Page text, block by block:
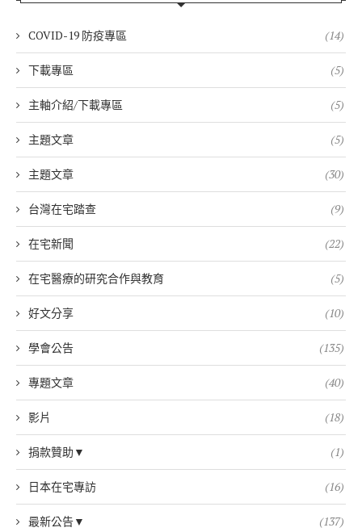
COVID-19 防疫專區 (14)
下載專區 (5)
主軸介紹/下載專區 (5)
主題文章 (5)
主題文章 (30)
台灣在宅踏查 (9)
在宅新聞 (22)
在宅醫療的研究合作與教育 (5)
好文分享 (10)
學會公告 (135)
專題文章 (40)
影片 (18)
捐款贊助▼ (1)
日本在宅專訪 (16)
最新公告▼ (137)